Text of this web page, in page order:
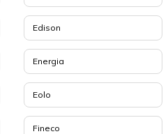
Edison
Energia
Eolo
Fineco